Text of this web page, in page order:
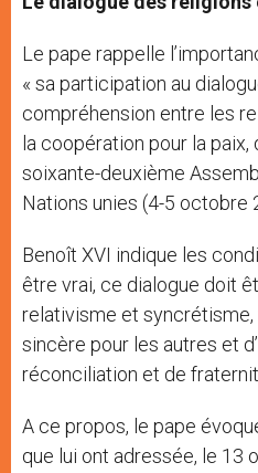
Le pape rappelle
« sa participation au
compréhension entre les
la coopération pour la paix,
soixante-deuxième
Nations unies (4-5 octobre
Benoît XVI indique les
être vrai, ce dialogue doit
relativisme et syncrétisme,
sincère pour les autres et
réconciliation et de
A ce propos, le pape
que lui ont adressée, le 13